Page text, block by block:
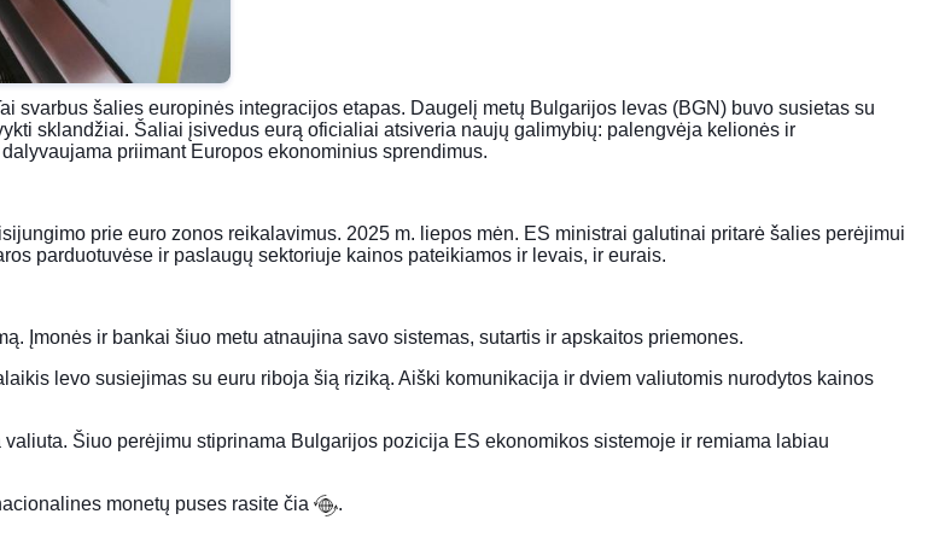
svarbus šalies europinės integracijos etapas. Daugelį metų Bulgarijos levas (BGN) buvo susietas su
sklandžiai. Šaliai įsivedus eurą oficialiai atsiveria naujų galimybių: palengvėja kelionės ir
priimant Europos ekonominius sprendimus.
prie euro zonos reikalavimus. 2025 m. liepos mėn. ES ministrai galutinai pritarė šalies perėjimui
parduotuvėse ir paslaugų sektoriuje kainos pateikiamos ir levais, ir eurais.
Įmonės ir bankai šiuo metu atnaujina savo sistemas, sutartis ir apskaitos priemones.
levo susiejimas su euru riboja šią riziką. Aiški komunikacija ir dviem valiutomis nurodytos kainos
Šiuo perėjimu stiprinama Bulgarijos pozicija ES ekonomikos sistemoje ir remiama labiau
monetų puses rasite čia
.